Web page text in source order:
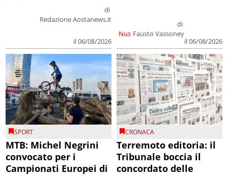
di
Redazione Aostanews.it
il 06/08/2026
Nus
di
Fausto Vassoney
il 06/08/2026
SPORT
MTB: Michel Negrini
convocato per i
Campionati Europei di
CRONACA
Terremoto editoria: il
Tribunale boccia il
concordato delle